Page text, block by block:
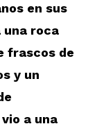
en sus
una roca
frascos de
y un
a una